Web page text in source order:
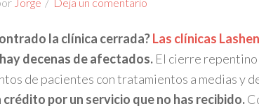
la clínica cerrada?Las clínicas
decenas de afectados. El cierre
de pacientes con tratamientos a medias y
crédito por un servicio que no has recibido.